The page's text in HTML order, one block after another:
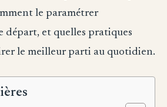
le paramétrer
départ, et quelles pratiques
le meilleur parti au quotidien.